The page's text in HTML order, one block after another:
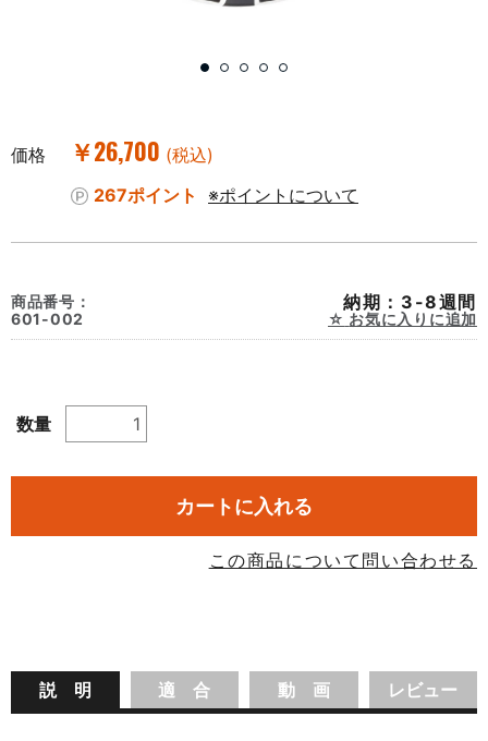
価格 ￥26,700 (税込)
267ポイント
※ポイントについて
商品番号：
601-002
納期：3-8週間
お気に入りに追加
数量
カートに入れる
この商品について問い合わせる
説 明 適 合 動 画 レビュー